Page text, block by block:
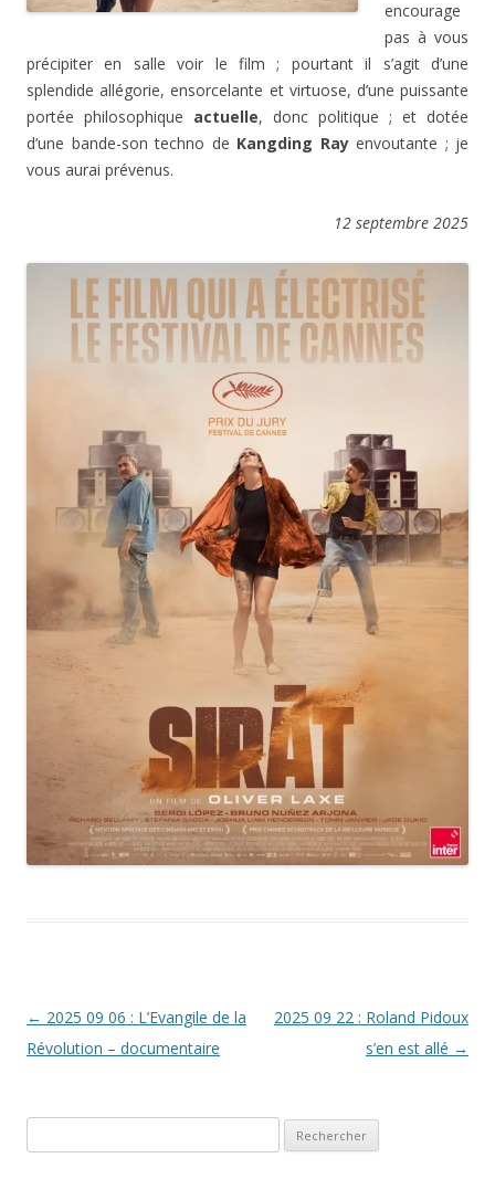
encourage
pas à vous
précipiter en salle voir le film ; pourtant il s’agit d’une
splendide allégorie, ensorcelante et virtuose, d’une puissante
portée philosophique actuelle, donc politique ; et dotée
d’une bande-son techno de Kangding Rayenvoutante ; je
vous aurai prévenus.
12 septembre 2025
Navigation
des
← 2025 09 06 : L’Evangile de la
Révolution – documentaire
2025 09 22 : Roland Pidoux
s’en est allé →